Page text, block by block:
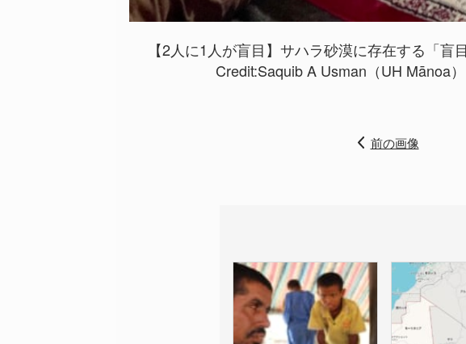
【2人に1人が盲目】サハラ砂漠に存在する「盲
Credit:Saquib A Usman（UH Mānoa
前の画像